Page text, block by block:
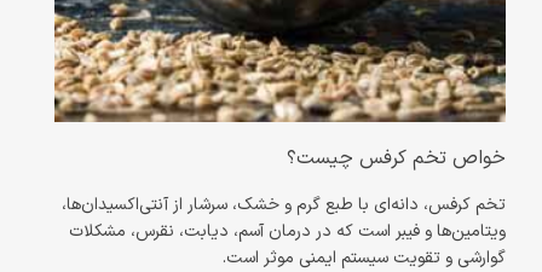
خواص تخم کرفس چیست؟
تخم کرفس، دانه‌ای با طبع گرم و خشک، سرشار از آنتی‌اکسیدان‌ها،
ویتامین‌ها و فیبر است که در درمان آسم، دیابت، نقرس، مشکلات
گوارشی و تقویت سیستم ایمنی موثر است.